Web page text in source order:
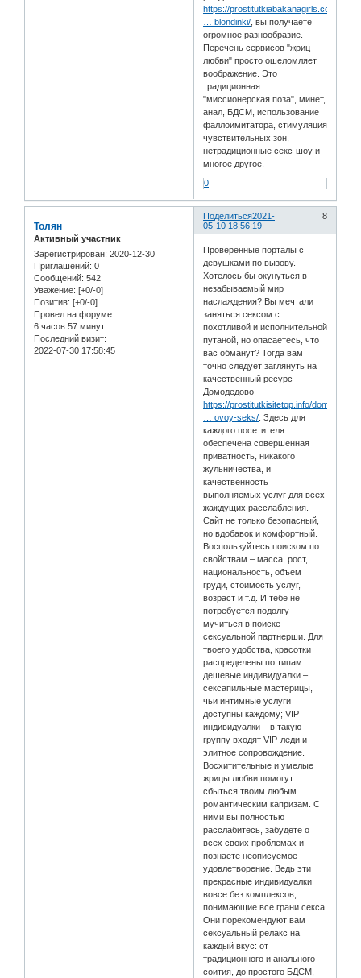
https://prostitutkiabakanagirls.com/hai
… blondinki/ , вы получаете
огромное разнообразие.
Перечень сервисов "жриц
любви" просто ошеломляет
воображение. Это
традиционная
"миссионерская поза", минет,
анал, БДСМ, использование
фаллоимитатора, стимуляция
чувствительных зон,
нетрадиционные секс-шоу и
многое другое.
0
Поделиться 8
2021-
05-10 18:56:19
Толян
Активный участник
Зарегистрирован: 2020-12-30
Приглашений: 0
Сообщений: 542
Уважение: [+0/-0]
Позитив: [+0/-0]
Провел на форуме:
6 часов 57 минут
Последний визит:
2022-07-30 17:58:45
Проверенные порталы с
девушками по вызову.
Хотелось бы окунуться в
незабываемый мир
наслаждения? Вы мечтали
заняться сексом с
похотливой и исполнительной
путаной, но опасаетесь, что
вас обманут? Тогда вам
точно следует заглянуть на
качественный ресурс
Домодедово
https://prostitutkisitetop.info/domoded
… ovoy-seks/ . Здесь для
каждого посетителя
обеспечена совершенная
приватность, никакого
жульничества, и
качественность
выполняемых услуг для всех
жаждущих расслабления.
Сайт не только безопасный,
но вдобавок и комфортный.
Воспользуйтесь поиском по
свойствам – масса, рост,
национальность, объем
груди, стоимость услуг,
возраст и т.д. И тебе не
потребуется подолгу
мучиться в поиске
сексуальной партнерши. Для
твоего удобства, красотки
распределены по типам:
дешевые индивидуалки –
сексапильные мастерицы,
чьи интимные услуги
доступны каждому; VIP
индивидуалки – в такую
группу входят VIP-леди и
элитное сопровождение.
Восхитительные и умелые
жрицы любви помогут
сбыться твоим любым
романтическим капризам. С
ними вы полностью
расслабитесь, забудете о
всех своих проблемах и
познаете неописуемое
удовлетворение. Ведь эти
прекрасные индивидуалки
вовсе без комплексов,
понимающие все грани секса.
Они порекомендуют вам
сексуальный релакс на
каждый вкус: от
традиционного и анального
соития, до простого БДСМ,